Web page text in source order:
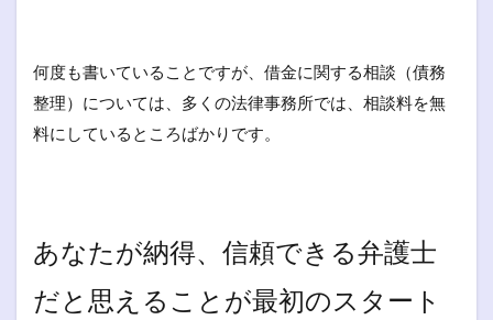
何度も書いていることですが、借金に関する相談（債務
整理）については、多くの法律事務所では、相談料を無
料にしているところばかりです。
あなたが納得、信頼できる弁護士
だと思えることが最初のスタート